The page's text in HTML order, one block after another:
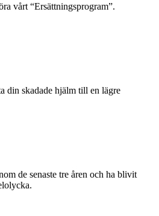
vårt “Ersättningsprogram”.
din skadade hjälm till en lägre
de senaste tre åren och ha blivit